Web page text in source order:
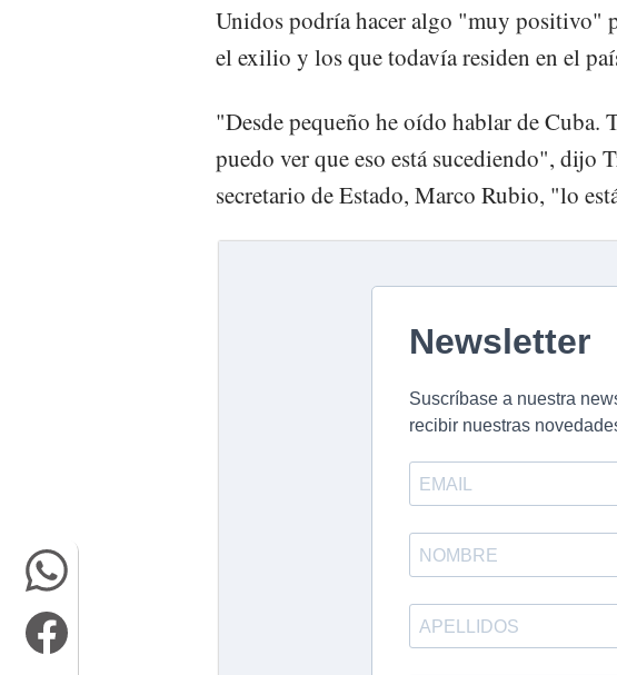
Unidos podría hacer algo "muy positivo"
el exilio y los que todavía residen en el
"Desde pequeño he oído hablar de Cuba.
puedo ver que eso está sucediendo", dijo
secretario de Estado, Marco Rubio, "lo